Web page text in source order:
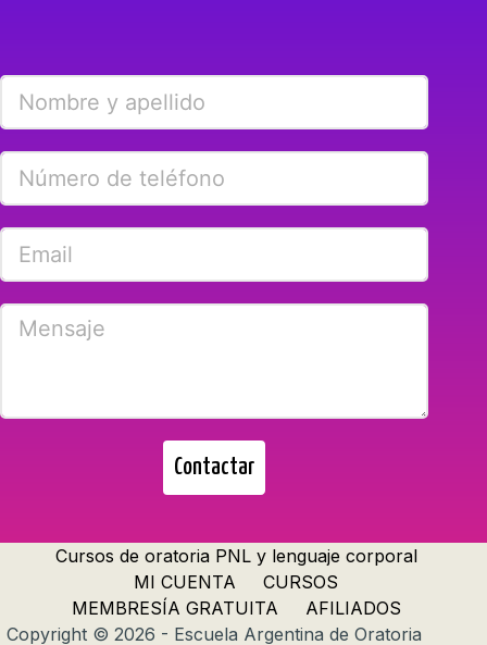
Contactar
Cursos de oratoria PNL y lenguaje corporal
MI CUENTA
CURSOS
MEMBRESÍA GRATUITA
AFILIADOS
Copyright © 2026 - Escuela Argentina de Oratoria